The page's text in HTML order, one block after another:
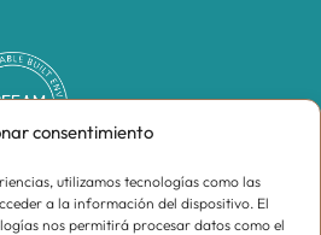
consentimiento
utilizamos tecnologías como las
a la información del dispositivo. El
nos permitirá procesar datos como el